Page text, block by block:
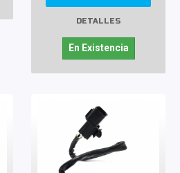
DETALLES
En Existencia